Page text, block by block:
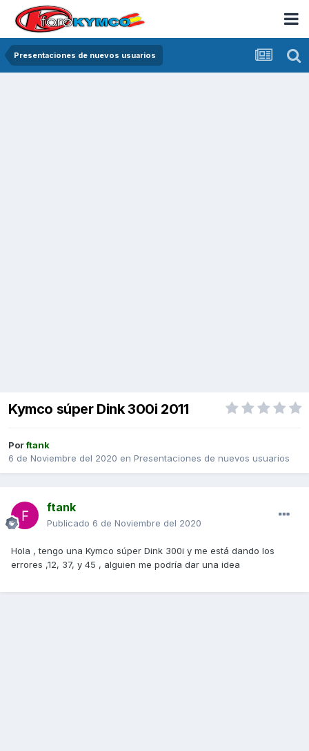
Presentaciones de nuevos usuarios
Kymco súper Dink 300i 2011
Porftank
6 de Noviembre del 2020 en Presentaciones de nuevos usuarios
ftank
Publicado 6 de Noviembre del 2020
Hola , tengo una Kymco súper Dink 300i y me está dando los
errores ,12, 37, y 45 , alguien me podría dar una idea